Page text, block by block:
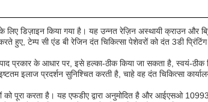
डिज़ाइन किया गया है। यह उन्नत रेज़िन अस्थायी क्राउन और
हुए, टेम्प सी एंड बी रेजिन दंत चिकित्सा पेशेवरों को दंत 3डी
प्रकार के आधार पर, इसे हल्का-ठीक किया जा सकता है, स्वयं-
इलाज प्रदर्शन सुनिश्चित करती है, चाहे वह दंत चिकित्सा
को पूरा करता है। यह एफडीए द्वारा अनुमोदित है और आईएसओ